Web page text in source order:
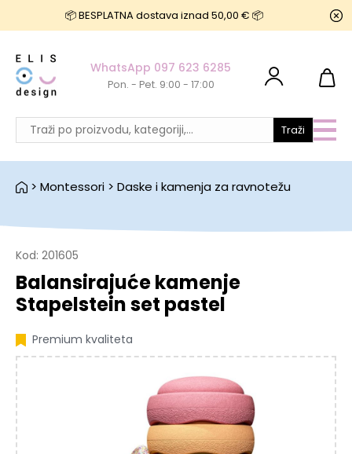
📦 BESPLATNA dostava iznad 50,00 € 📦
Traži
WhatsApp 097 623 6285
Pon. - Pet. 9:00 - 17:00
> Montessori > Daske i kamenja za ravnotežu
Kod: 201605
Balansirajuće kamenje
Stapelstein set pastel
Premium kvaliteta